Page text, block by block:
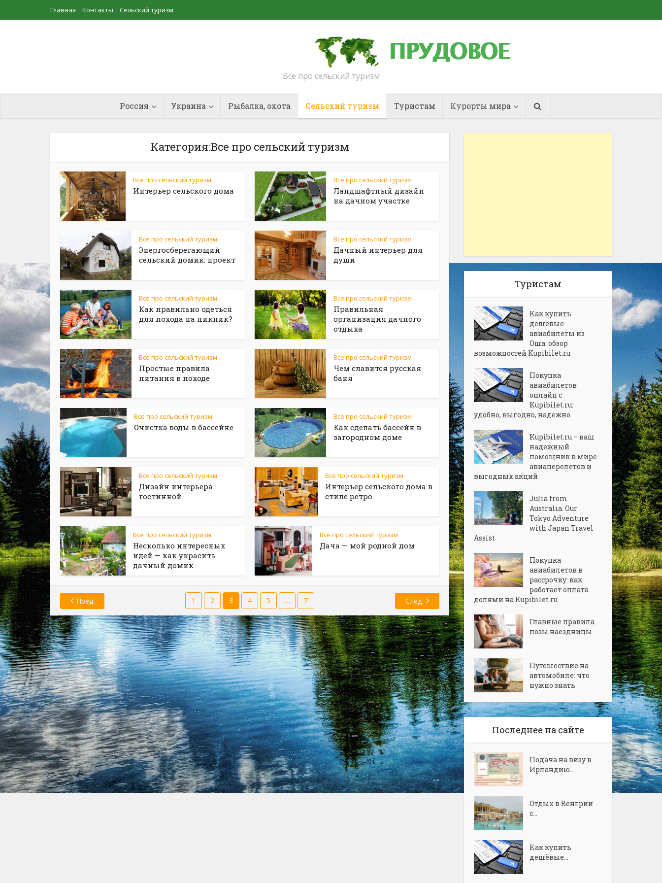
Главная Контакты Сельский туризм
Все про сельский туризм
Россия Украина Рыбалка, охота Сельский туризм Туристам Курорты мира
Категория:Все про сельский туризм
Все про сельский туризм
Интерьер сельского дома
Все про сельский туризм
Ландшафтный дизайн
на дачном участке
Все про сельский туризм
Энергосберегающий
сельский домик: проект
Все про сельский туризм
Дачный интерьер для
души
Все про сельский туризм
Как правильно одеться
для похода на пикник?
Все про сельский туризм
Правильная
организация дачного
отдыха
Все про сельский туризм
Простые правила
питания в походе
Все про сельский туризм
Чем славится русская
баня
Все про сельский туризм
Очистка воды в бассейне
Все про сельский туризм
Как сделать бассейн в
загородном доме
Все про сельский туризм
Дизайн интерьера
гостинной
Все про сельский туризм
Интерьер сельского дома в
стиле ретро
Все про сельский туризм
Несколько интересных
идей — как украсить
дачный домик
Все про сельский туризм
Дача — мой родной дом
Пред. 1 2 3 4 5 … 7 След.
Туристам
Как купить
дешёвые
авиабилеты из
Оша: обзор
возможностей Kupibilet.ru
Покупка
авиабилетов
онлайн с
Kupibilet.ru:
удобно, выгодно, надежно
Kupibilet.ru – ваш
надежный
помощник в мире
авиаперелетов и
выгодных акций
Julia from
Australia. Our
Tokyo Adventure
with Japan Travel
Assist
Покупка
авиабилетов в
рассрочку: как
работает оплата
долями на Kupibilet.ru
Главные правила
позы наездницы
Путешествие на
автомобиле: что
нужно знать
Последнее на сайте
Подача на визу в
Ирландию...
Отдых в Венгрии
с...
Как купить
дешёвые...